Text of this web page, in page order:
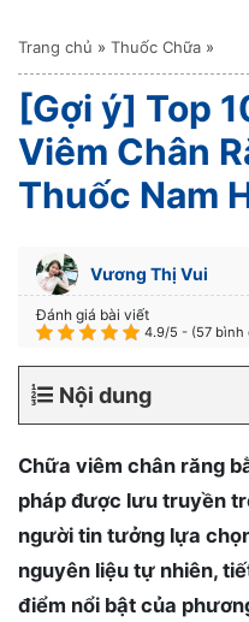
Trang chủ » Thuốc Chữa »
[Gợi ý] Top
Viêm Chân
Thuốc Nam
Vương Thị Vui
Đánh giá bài viết
4.9/5 - (57 bình
Nội dung
Chữa viêm chân răng
pháp được lưu truyền
người tin tưởng lựa
nguyên liệu tự nhiên,
điểm nổi bật của